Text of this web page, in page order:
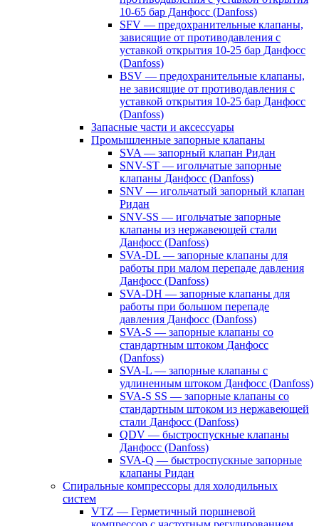
10-65 бар Данфосс (Danfoss)
SFV — предохранительные клапаны,
зависящие от противодавления с
уставкой открытия 10-25 бар Данфосс
(Danfoss)
BSV — предохранительные клапаны,
не зависящие от противодавления с
уставкой открытия 10-25 бар Данфосс
(Danfoss)
Запасные части и аксессуары
Промышленные запорные клапаны
SVA — запорный клапан Ридан
SNV-ST — игольчатые запорные
клапаны Данфосс (Danfoss)
SNV — игольчатый запорный клапан
Ридан
SNV-SS — игольчатые запорные
клапаны из нержавеющей стали
Данфосс (Danfoss)
SVA-DL — запорные клапаны для
работы при малом перепаде давления
Данфосс (Danfoss)
SVA-DH — запорные клапаны для
работы при большом перепаде
давления Данфосс (Danfoss)
SVA-S — запорные клапаны со
стандартным штоком Данфосс
(Danfoss)
SVA-L — запорные клапаны с
удлиненным штоком Данфосс (Danfoss)
SVA-S SS — запорные клапаны со
стандартным штоком из нержавеющей
стали Данфосс (Danfoss)
QDV — быстроспускные клапаны
Данфосс (Danfoss)
SVA-Q — быстроспускные запорные
клапаны Ридан
Спиральные компрессоры для холодильных
систем
VTZ — Герметичный поршневой